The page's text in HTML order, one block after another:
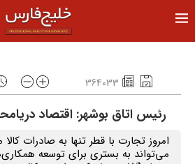
364033
رئیس اتاق بوشهر: اقتصاد
امروز تجارت با قطر تنها به صادرات
می‌تواند به بستری برای توسعه